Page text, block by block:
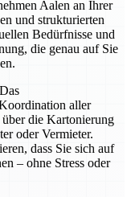
Aalen an Ihrer
und strukturierten
Bedürfnisse und
die genau auf Sie
aller
die Kartonierung
oder Vermieter.
dass Sie sich auf
– ohne Stress oder